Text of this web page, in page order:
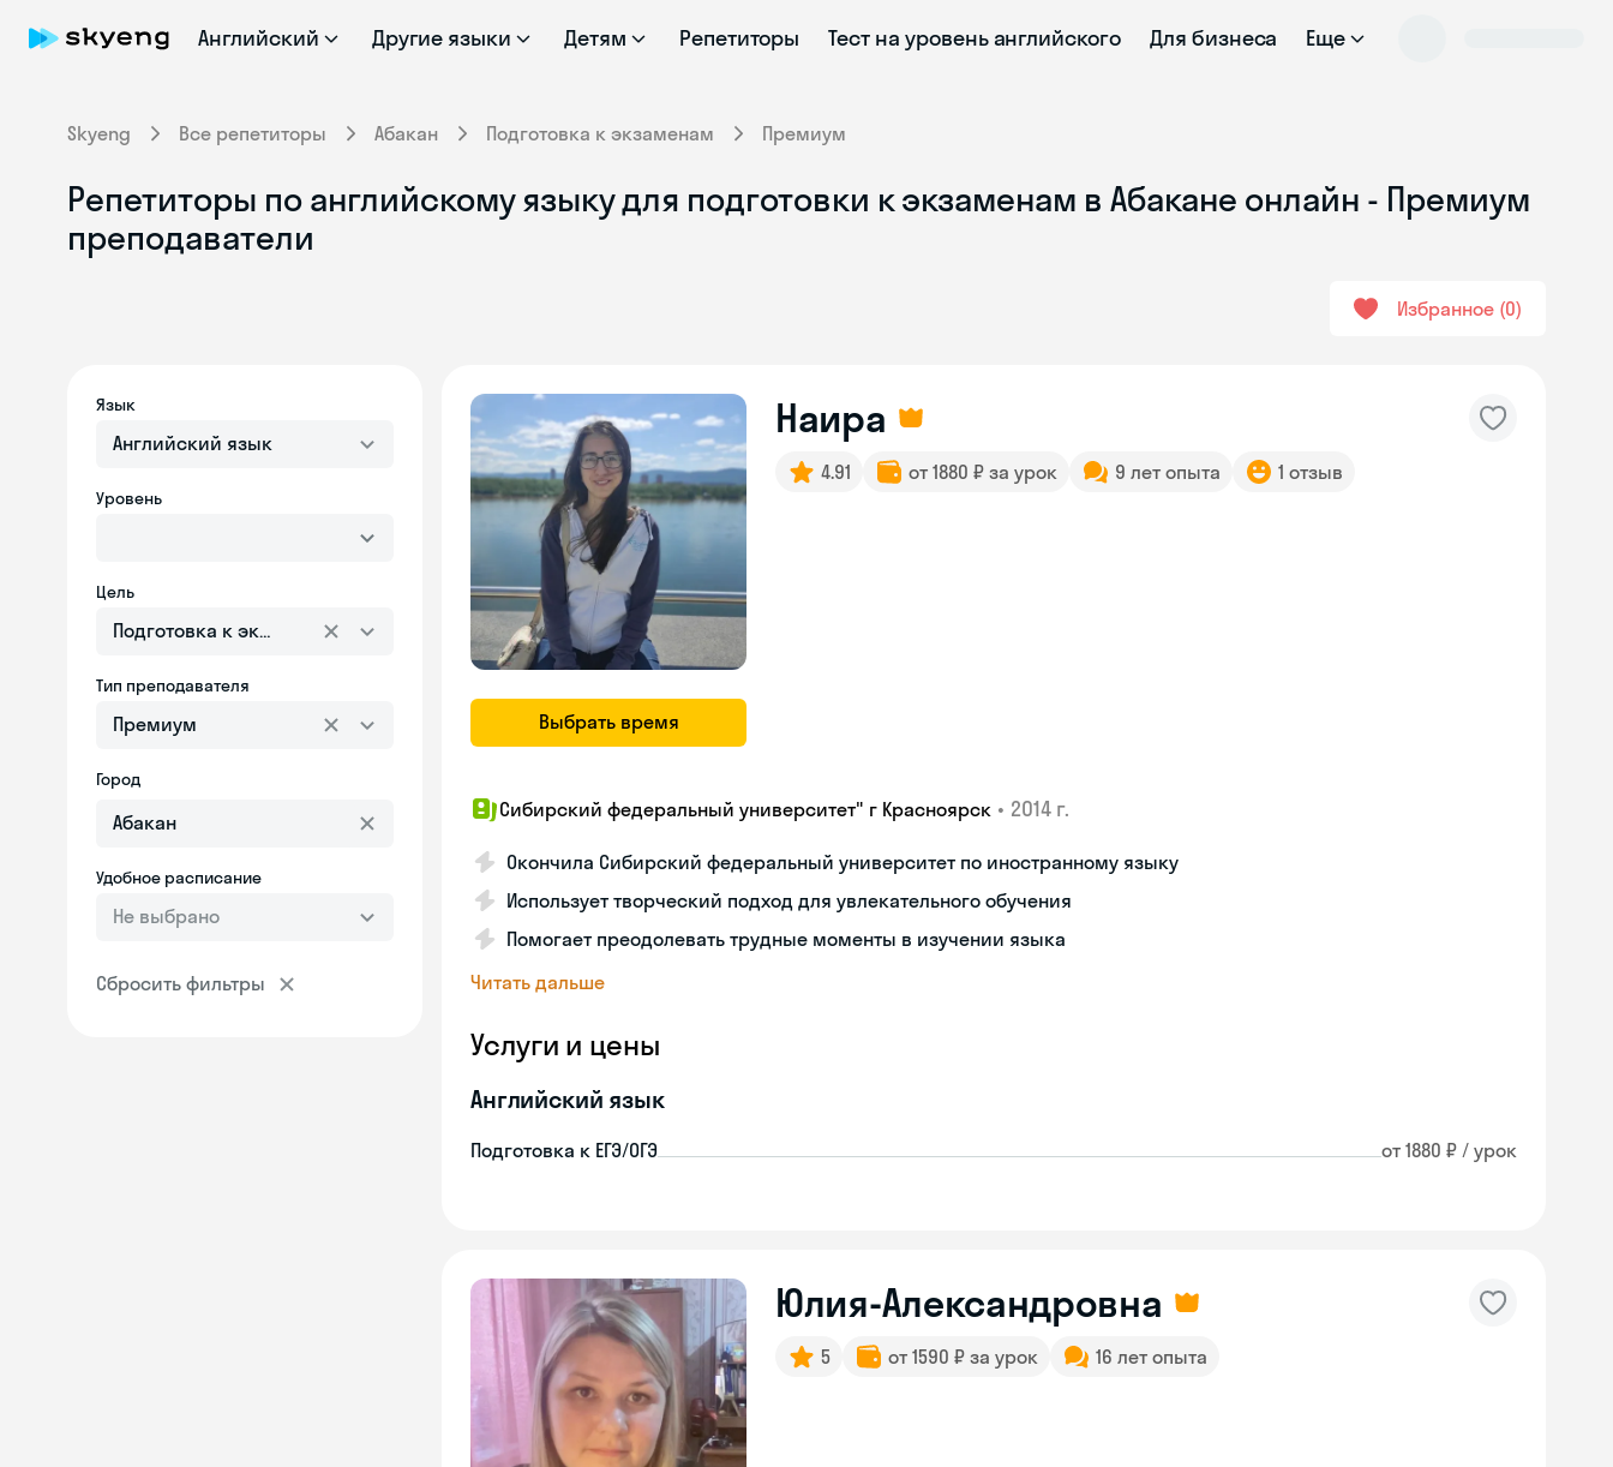
Английский Другие языки Детям Репетиторы Тест на уровень английского Для бизнеса Еще
Skyeng Все репетиторы Абакан Подготовка к экзаменам Премиум
Репетиторы по английскому языку для подготовки к экзаменам в Абакане онлайн - Премиум
преподаватели
Избранное 0
Язык
Английский язык
Уровень
Цель
Подготовка к экзаменам
Тип преподавателя
Премиум
Город
Удобное расписание
Не выбрано
Сбросить фильтры
Выбрать время
Наира
4.91 от 1880 ₽ за урок 9 лет опыта 1 отзыв
Сибирский федеральный университет" г Красноярск • 2014 г.
Окончила Сибирский федеральный университет по иностранному языку
Использует творческий подход для увлекательного обучения
Помогает преодолевать трудные моменты в изучении языка
Читать дальше
Услуги и цены
Английский язык
Подготовка к ЕГЭ/ОГЭ от 1880 ₽ / урок
Юлия-Александровна
5 от 1590 ₽ за урок 16 лет опыта